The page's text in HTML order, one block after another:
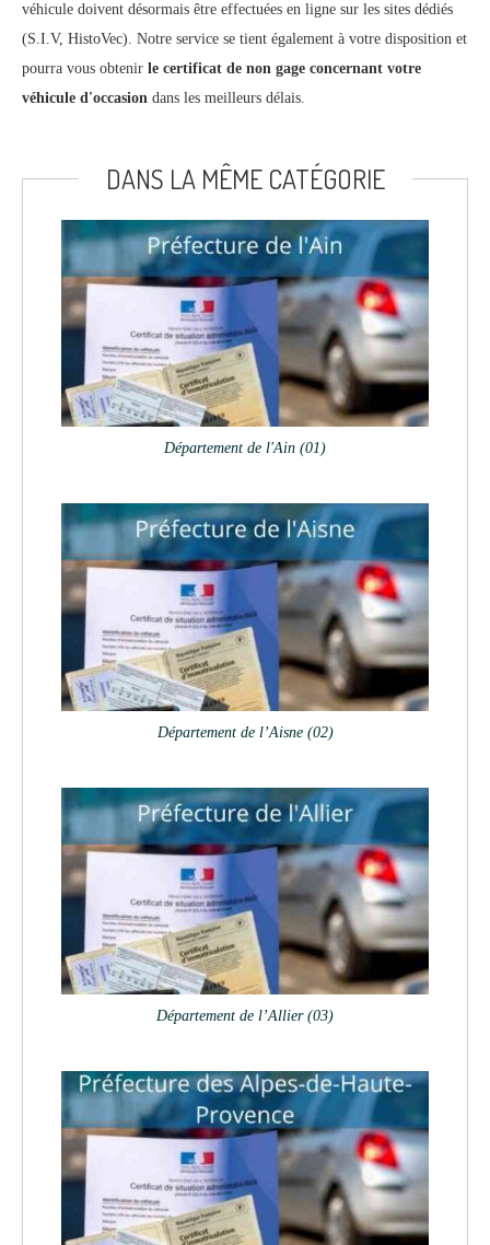
véhicule doivent désormais être effectuées en ligne sur les sites dédiés
(S.I.V, HistoVec). Notre service se tient également à votre disposition et
pourra vous obtenir le certificat de non gage concernant votre
véhicule d'occasion dans les meilleurs délais.
DANS LA MÊME CATÉGORIE
Département de l'Ain (01)
Département de l’Aisne (02)
Département de l’Allier (03)